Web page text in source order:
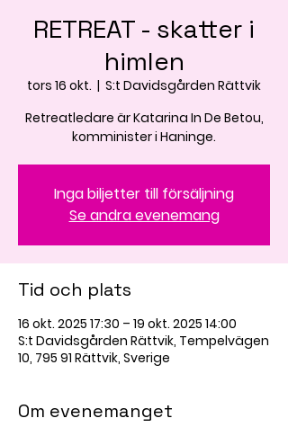
RETREAT - skatter i
himlen
tors 16 okt.
  |
S:t Davidsgården Rättvik
Retreatledare är Katarina In De Betou,
komminister i Haninge.
Inga biljetter till försäljning
Se andra evenemang
Tid och plats
16 okt. 2025 17:30 – 19 okt. 2025 14:00
S:t Davidsgården Rättvik, Tempelvägen
10, 795 91 Rättvik, Sverige
Om evenemanget